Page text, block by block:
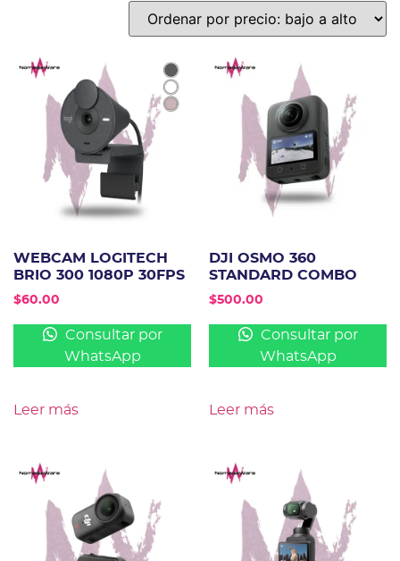
WEBCAM LOGITECH
BRIO 300 1080P 30FPS
$60.00
Consultar por
WhatsApp
Leer más
DJI OSMO 360
STANDARD COMBO
$500.00
Consultar por
WhatsApp
Leer más